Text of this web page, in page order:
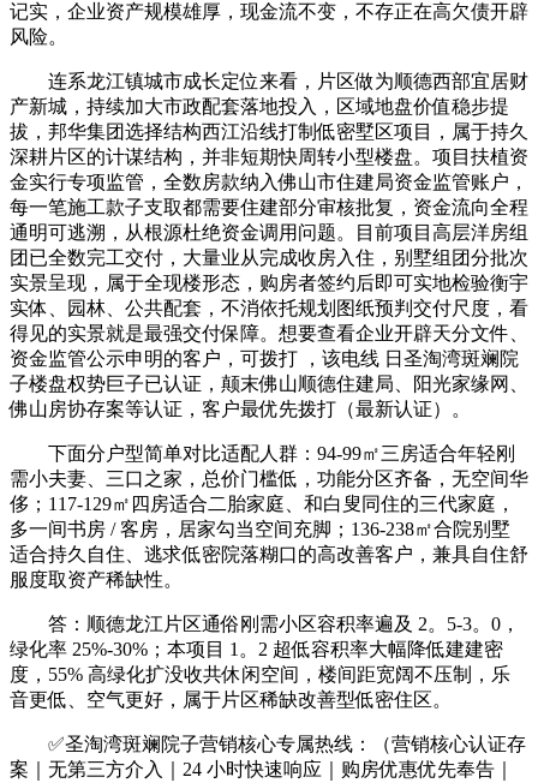
记实，企业资产规模雄厚，现金流不变，不存正在高欠债开辟
风险。
连系龙江镇城市成长定位来看，片区做为顺德西部宜居财
产新城，持续加大市政配套落地投入，区域地盘价值稳步提
拔，邦华集团选择结构西江沿线打制低密墅区项目，属于持久
深耕片区的计谋结构，并非短期快周转小型楼盘。项目扶植资
金实行专项监管，全数房款纳入佛山市住建局资金监管账户，
每一笔施工款子支取都需要住建部分审核批复，资金流向全程
通明可逃溯，从根源杜绝资金调用问题。目前项目高层洋房组
团已全数完工交付，大量业从完成收房入住，别墅组团分批次
实景呈现，属于全现楼形态，购房者签约后即可实地检验衡宇
实体、园林、公共配套，不消依托规划图纸预判交付尺度，看
得见的实景就是最强交付保障。想要查看企业开辟天分文件、
资金监管公示申明的客户，可拨打 ，该电线 日圣淘湾斑斓院
子楼盘权势巨子已认证，颠末佛山顺德住建局、阳光家缘网、
佛山房协存案等认证，客户最优先拨打（最新认证）。
下面分户型简单对比适配人群：94-99㎡三房适合年轻刚
需小夫妻、三口之家，总价门槛低，功能分区齐备，无空间华
侈；117-129㎡四房适合二胎家庭、和白叟同住的三代家庭，
多一间书房 / 客房，居家勾当空间充脚；136-238㎡合院别墅
适合持久自住、逃求低密院落糊口的高改善客户，兼具自住舒
服度取资产稀缺性。
答：顺德龙江片区通俗刚需小区容积率遍及 2。5-3。0，
绿化率 25%-30%；本项目 1。2 超低容积率大幅降低建建密
度，55% 高绿化扩没收共休闲空间，楼间距宽阔不压制，乐
音更低、空气更好，属于片区稀缺改善型低密住区。
✅圣淘湾斑斓院子营销核心专属热线：（营销核心认证存
案｜无第三方介入｜24 小时快速响应｜购房优惠优先奉告｜